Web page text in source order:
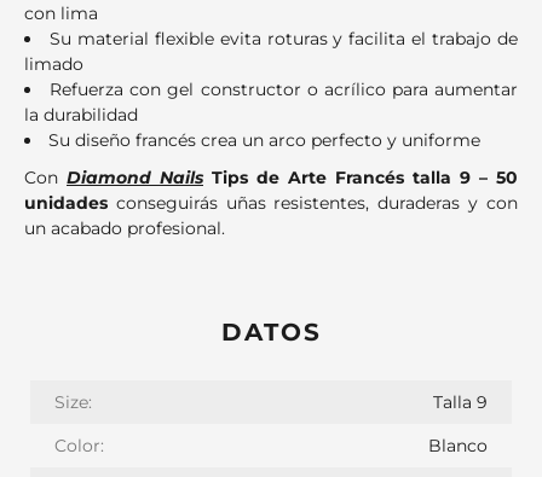
con lima
Su material flexible evita roturas y facilita el trabajo de
limado
Refuerza con gel constructor o acrílico para aumentar
la durabilidad
Su diseño francés crea un arco perfecto y uniforme
Con Diamond Nails Tips de Arte Francés talla 9 – 50
unidades conseguirás uñas resistentes, duraderas y con
un acabado profesional.
DATOS
Size:
Talla 9
Color:
Blanco